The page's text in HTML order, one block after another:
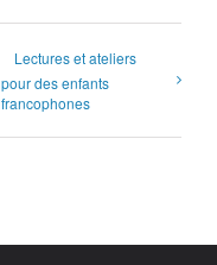
Lectures et ateliers
pour des enfants
francophones